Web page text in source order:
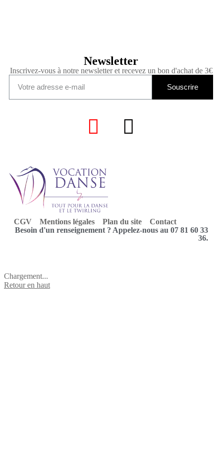
Newsletter
Inscrivez-vous à notre newsletter et recevez un bon d'achat de 3€
Souscrire
CGV Mentions légales Plan du site
Contact
Besoin d'un renseignement ? Appelez-nous au 07 81 60 33
36.
Chargement...
Retour en haut